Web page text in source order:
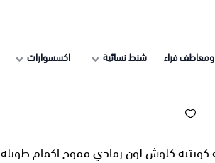
ومعاطف فراء شنط نسائية اكسسوارات
كويتية كلوش لون رمادي مموج اكمام طويلة